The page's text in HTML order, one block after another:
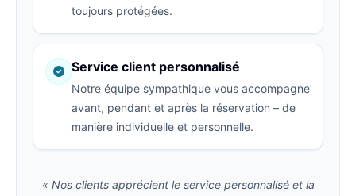
toujours protégées.
Service client personnalisé
Notre équipe sympathique vous accompagne
avant, pendant et après la réservation – de
manière individuelle et personnelle.
« Nos clients apprécient le service personnalisé et la